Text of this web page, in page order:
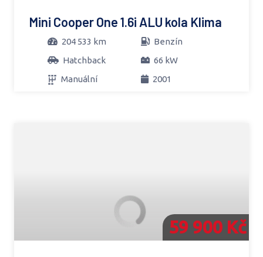
Mini Cooper One 1.6i ALU kola Klima
204 533 km
Benzín
Hatchback
66 kW
Manuální
2001
59 900 Kč